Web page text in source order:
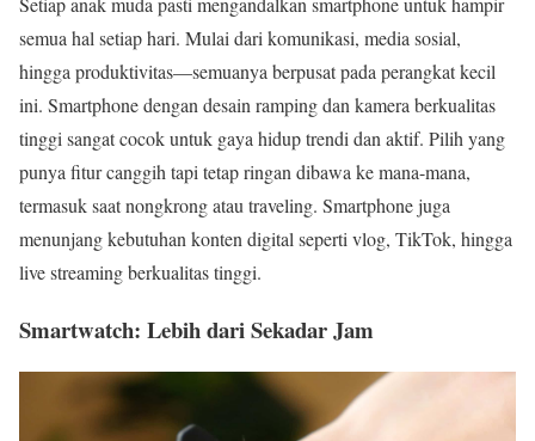
semua hal setiap hari. Mulai dari komunikasi, media sosial,
hingga produktivitas—semuanya berpusat pada perangkat kecil
ini. Smartphone dengan desain ramping dan kamera berkualitas
tinggi sangat cocok untuk gaya hidup trendi dan aktif. Pilih yang
punya fitur canggih tapi tetap ringan dibawa ke mana-mana,
termasuk saat nongkrong atau traveling. Smartphone juga
menunjang kebutuhan konten digital seperti vlog, TikTok, hingga
live streaming berkualitas tinggi.
Smartwatch: Lebih dari Sekadar Jam